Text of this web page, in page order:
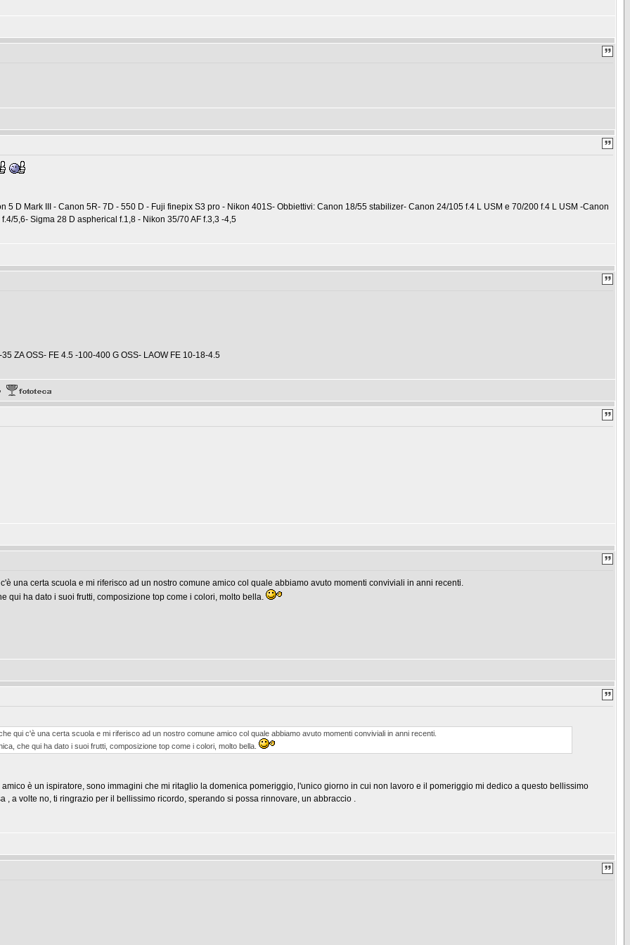
5 D Mark III - Canon 5R- 7D - 550 D - Fuji finepix S3 pro - Nikon 401S- Obbiettivi: Canon 18/55 stabilizer- Canon 24/105 f.4 L USM e 70/200 f.4 L USM -Canon
5,6- Sigma 28 D aspherical f.1,8 - Nikon 35/70 AF f.3,3 -4,5
ZA OSS- FE 4.5 -100-400 G OSS- LAOW FE 10-18-4.5
una certa scuola e mi riferisco ad un nostro comune amico col quale abbiamo avuto momenti conviviali in anni recenti.
qui ha dato i suoi frutti, composizione top come i colori, molto bella.
qui c'è una certa scuola e mi riferisco ad un nostro comune amico col quale abbiamo avuto momenti conviviali in anni recenti.
che qui ha dato i suoi frutti, composizione top come i colori, molto bella.
è un ispiratore, sono immagini che mi ritaglio la domenica pomeriggio, l'unico giorno in cui non lavoro e il pomeriggio mi dedico a questo bellissimo
, a volte no, ti ringrazio per il bellissimo ricordo, sperando si possa rinnovare, un abbraccio .